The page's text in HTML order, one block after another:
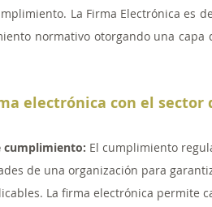
La Firma Electrónica es
normativo otorgando una capa
electrónica con el sector
cumplimiento: El cumplimiento
de una organización para
La firma electrónica permite